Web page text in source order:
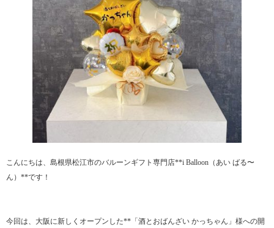
こんにちは、島根県松江市のバルーンギフト専門店**i Balloon（あい ばる〜
ん）**です！
今回は、大阪に新しくオープンした**「酒とおばんざい かっちゃん」様への開